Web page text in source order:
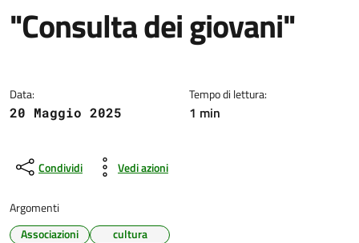
"Consulta dei giovani"
Data:
20 Maggio 2025
Tempo di lettura:
1 min
Condividi Vedi azioni
Argomenti
Associazioni
cultura